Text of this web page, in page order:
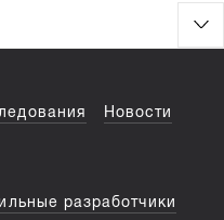
Новости
разработчики